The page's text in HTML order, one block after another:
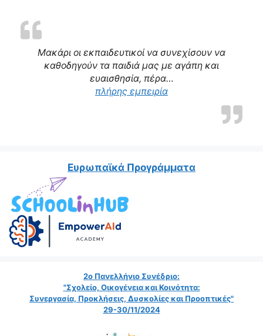
Μακάρι οι εκπαιδευτικοί να συνεχίσουν να
καθοδηγούν τα παιδιά μας με αγάπη και
ευαισθησία, πέρα…
πλήρης εμπειρία“Η δασκάλα μας
Ευρωπαϊκά Προγράμματα
2ο Πανελλήνιο Συνέδριο:
"Σχολείο, Οικογένεια και Κοινότητα:
Συνεργασία, Προκλήσεις, Δυσκολίες και Προοπτικές"
29-30/11/2024